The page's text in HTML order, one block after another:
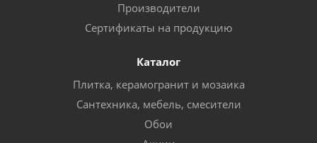
Производители
Сертификаты на продукцию
Каталог
Плитка, керамогранит и мозаика
Сантехника, мебель, смесители
Обои